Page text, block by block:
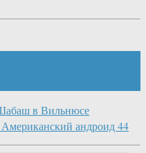
в Вильнюсе
Американский андроид 44